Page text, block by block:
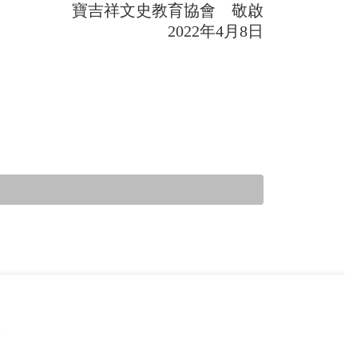
寶吉祥文史教育協會 敬啟
2022年4月8日